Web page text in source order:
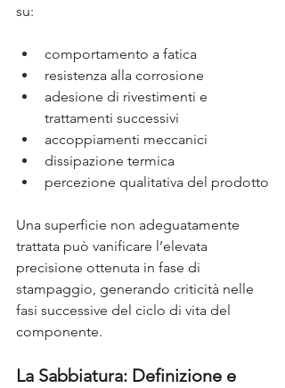
su:
comportamento a fatica
resistenza alla corrosione
adesione di rivestimenti e
trattamenti successivi
accoppiamenti meccanici
dissipazione termica
percezione qualitativa del prodotto
Una superficie non adeguatamente
trattata può vanificare l’elevata
precisione ottenuta in fase di
stampaggio, generando criticità nelle
fasi successive del ciclo di vita del
componente.
La Sabbiatura: Definizione e